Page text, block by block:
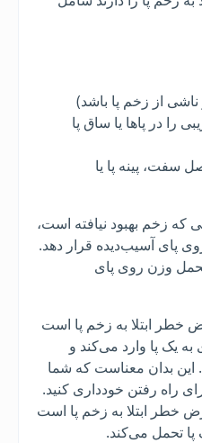
از زخم پا باشد)
را در پاها یا ساق پا
سفت، پینه پا یا
که زخم بهبود نیافته است،
پای آسیب‌دیده قرار دهد.
وزن روی پای
خطر ابتلا به زخم پا است
به یک پا وارد می‌کند و
این بدان معناست که شما
راه رفتن خودداری کنید.
خطر ابتلا به زخم پا است
تحمل می‌کند.